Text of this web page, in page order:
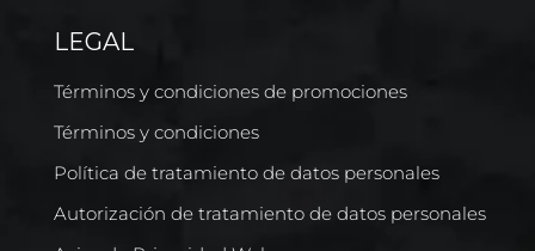
LEGAL
Términos y condiciones de promociones
Términos y condiciones
Política de tratamiento de datos personales
Autorización de tratamiento de datos personales